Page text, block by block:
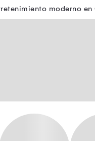
moderno